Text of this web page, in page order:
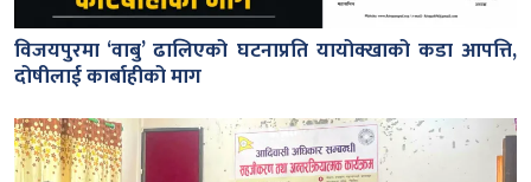
विजयपुरमा ‘वाबु’ ढालिएको घटनाप्रति यायोक्खाको कडा आपत्ति,
दोषीलाई कार्बाहीको माग